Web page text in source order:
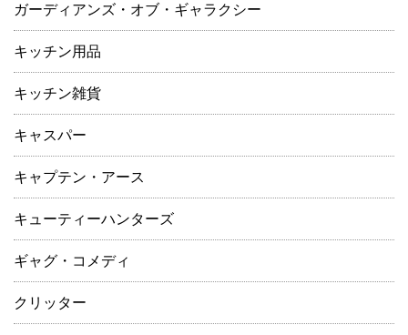
ガーディアンズ・オブ・ギャラクシー
キッチン用品
キッチン雑貨
キャスパー
キャプテン・アース
キューティーハンターズ
ギャグ・コメディ
クリッター